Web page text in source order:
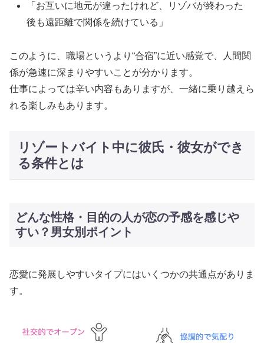
「お互いに地元が違ったけれど、リゾバが終わった
後も遠距離で関係を続けている」
このように、職場というより“合宿”に近い感覚で、人間関
係が急速に深まりやすいことが分かります。
仕事によっては辛い内容もありますが、一緒に乗り越えら
れる楽しみもあります。
リゾートバイト中に彼氏・彼女ができ
る条件とは
どんな性格・目的の人が恋の予感を感じや
すい？男女別ポイント
恋愛に発展しやすいタイプにはいくつかの共通点がありま
す。